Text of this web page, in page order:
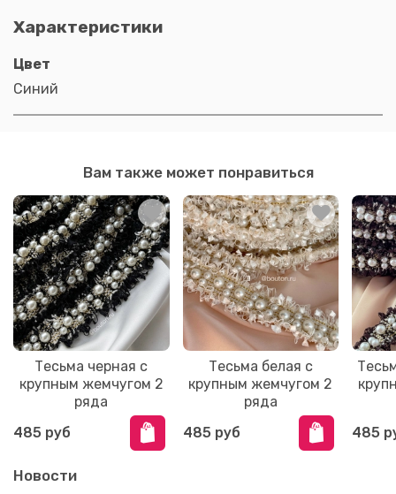
Характеристики
Цвет
Синий
Вам также может понравиться
Тесьма черная с
крупным жемчугом 2
ряда
485 руб
Тесьма белая с
крупным жемчугом 2
ряда
485 руб
485
Новости